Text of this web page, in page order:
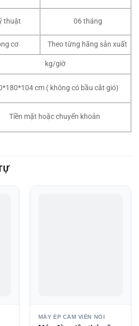
thuật 06 tháng
cơ Theo từng hãng sản xuất
kg/giờ
cm ( không có bầu cắt gió)
Tiền mặt hoặc chuyển khoản
MÁY ÉP CÁM VIÊN NỔI